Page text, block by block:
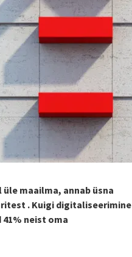
maailma, annab üsna
. Kuigi digitaliseerimine
neist oma